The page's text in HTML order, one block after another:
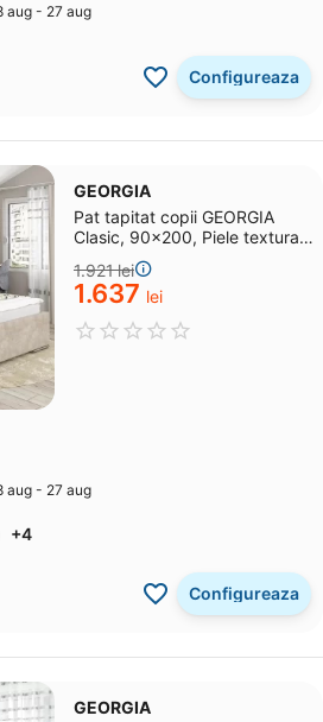
aug - 27 aug
Configureaza
GEORGIA
Pat tapitat copii GEORGIA
Clasic, 90x200, Piele texturata
1.921lei
1.637 lei
aug - 27 aug
+4
Configureaza
GEORGIA